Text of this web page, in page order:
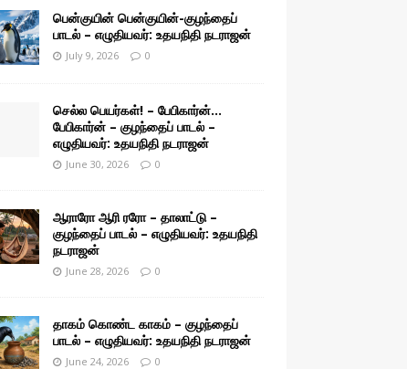
பென்குயின் பென்குயின்-குழந்தைப்
பாடல் – எழுதியவர்: உதயநிதி நடராஜன்
July 9, 2026 0
செல்ல பெயர்கள்! – பேபிகார்ன்…
பேபிகார்ன் – குழந்தைப் பாடல் –
எழுதியவர்: உதயநிதி நடராஜன்
June 30, 2026 0
ஆராரோ ஆரி ரரோ – தாலாட்டு –
குழந்தைப் பாடல் – எழுதியவர்: உதயநிதி
நடராஜன்
June 28, 2026 0
தாகம் கொண்ட காகம் – குழந்தைப்
பாடல் – எழுதியவர்: உதயநிதி நடராஜன்
June 24, 2026 0